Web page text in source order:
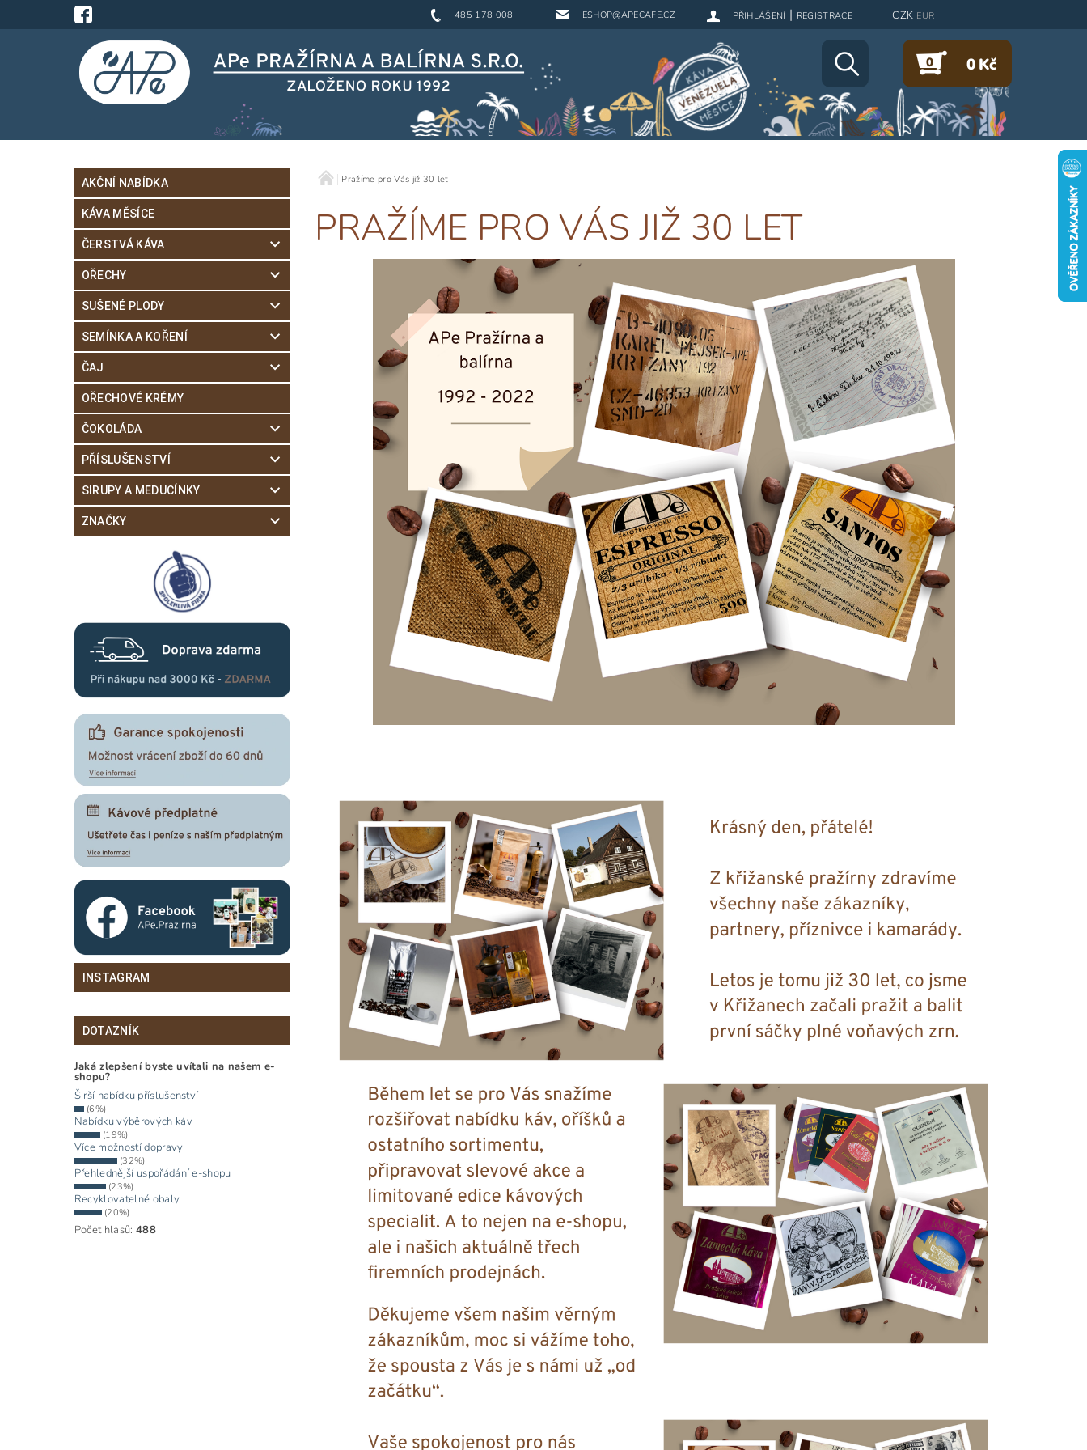
485 178 008 ESHOP@APECAFE.CZ CZK EUR
PŘIHLÁŠENÍ | REGISTRACE
0 0 Kč
AKČNÍ NABÍDKA
KÁVA MĚSÍCE
ČERSTVÁ KÁVA
OŘECHY
SUŠENÉ PLODY
SEMÍNKA A KOŘENÍ
ČAJ
OŘECHOVÉ KRÉMY
ČOKOLÁDA
PŘÍSLUŠENSTVÍ
SIRUPY A MEDUCÍNKY
ZNAČKY
INSTAGRAM
DOTAZNÍK
Jaká zlepšení byste uvítali na našem e-
shopu?
Širší nabídku příslušenství
(6%)
Nabídku výběrových káv
(19%)
Více možností dopravy
(32%)
Přehlednější uspořádání e-shopu
(23%)
Recyklovatelné obaly
(20%)
Počet hlasů: 488
Pražíme pro Vás již 30 let
PRAŽÍME PRO VÁS JIŽ 30 LET